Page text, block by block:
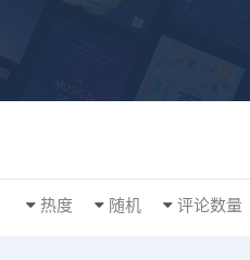
评论数量
随机
热度